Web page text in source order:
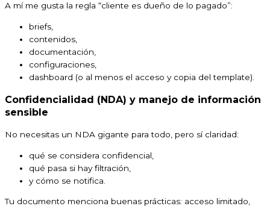
A mí me gusta la regla “cliente es dueño de lo pagado”:
briefs,
contenidos,
documentación,
configuraciones,
dashboard (o al menos el acceso y copia del template).
Confidencialidad (NDA) y manejo de información
sensible
No necesitas un NDA gigante para todo, pero sí claridad:
qué se considera confidencial,
qué pasa si hay filtración,
y cómo se notifica.
Tu documento menciona buenas prácticas: acceso limitado,